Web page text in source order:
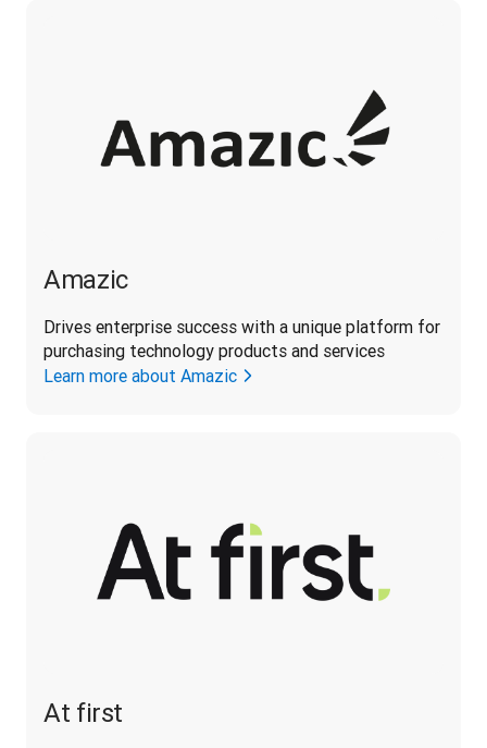
Amazic
Drives enterprise success with a unique platform for
purchasing technology products and services
Learn more about Amazic
At first